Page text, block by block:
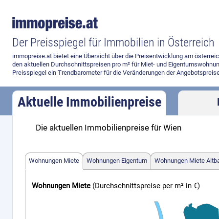
Der Preisspiegel für Immobilien in Österreich
immopreise.at bietet eine Übersicht über die Preisentwicklung am
den aktuellen Durchschnittspreisen pro m² für Miet- und
Preisspiegel ein Trendbarometer für die Veränderungen der
Aktuelle Immobilienpreise
Preisvergleich
Die aktuellen Immobilienpreise für Wien
Wohnungen Miete Wohnungen Eigentum Wohnungen Miete
Wohnungen Miete (Durchschnittspreise per m² in €)